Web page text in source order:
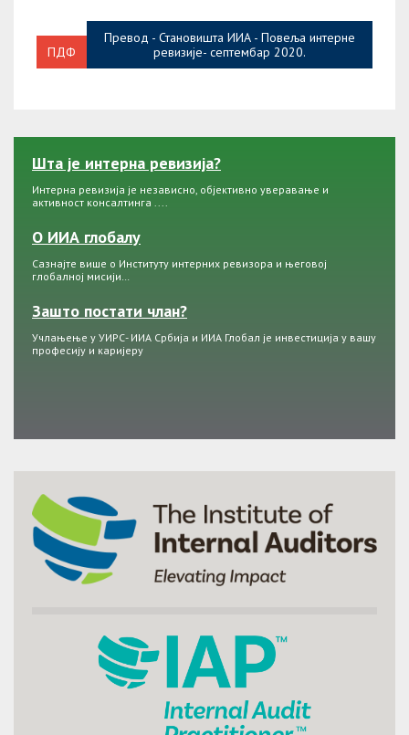
ПДФ
Превод - Становишта ИИА - Повеља интерне
ревизије- септембар 2020.
Шта је интерна ревизија?
Интерна ревизија је независно, објективно уверавање и
активност консалтинга ....
О ИИА глобалу
Сазнајте више о Институту интерних ревизора и његовој
глобалној мисији…
Зашто постати члан?
Учлањење у УИРС- ИИА Србија и ИИА Глобал је инвестиција у вашу
професију и каријеру